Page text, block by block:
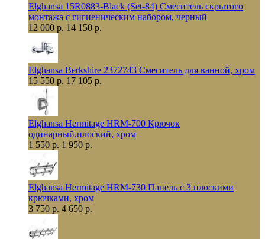
Elghansa 15R0883-Black (Set-84) Смеситель скрытого
монтажа с гигиеническим набором, черный
12 000 р. 14 150 р.
Elghansa Berkshire 2372743 Смеситель для ванной, хром
15 550 р. 17 105 р.
Elghansa Hermitage HRM-700 Крючок
одинарный,плоский, хром
1 550 р. 1 950 р.
Elghansa Hermitage HRM-730 Панель с 3 плоскими
крючками, хром
3 750 р. 4 650 р.